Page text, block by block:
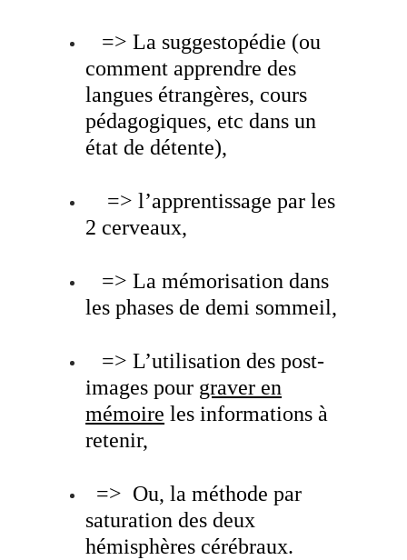
=> La suggestopédie (ou
comment apprendre des
langues étrangères, cours
pédagogiques, etc dans un
état de détente),
=> l’apprentissage par les
2 cerveaux,
=> La mémorisation dans
les phases de demi sommeil,
=> L’utilisation des post-
images pour graver en
mémoire les informations à
retenir,
=> Ou, la méthode par
saturation des deux
hémisphères cérébraux.